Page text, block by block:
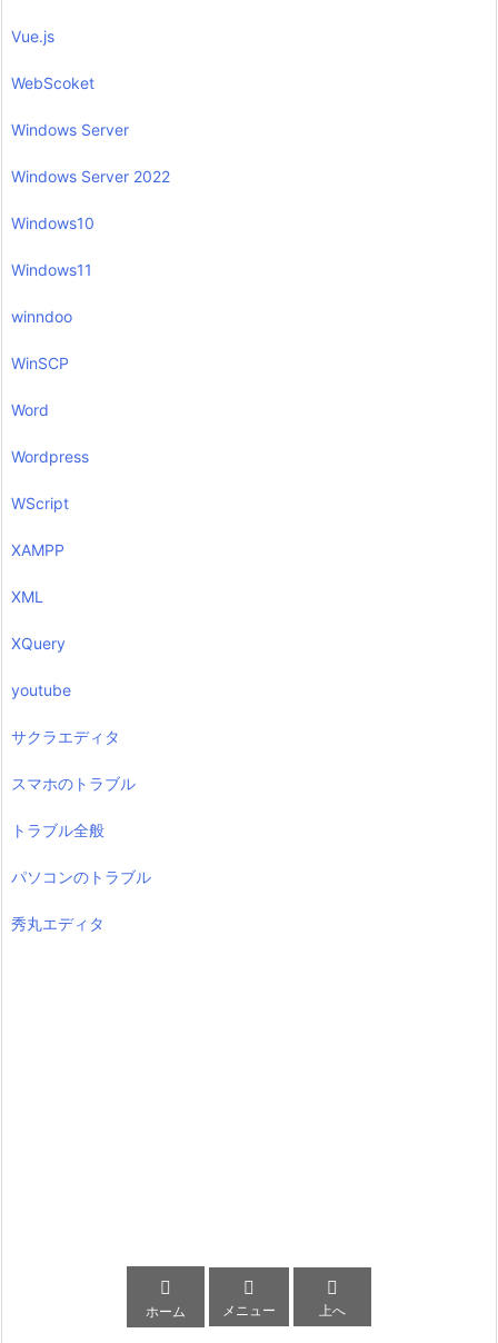
Vue.js
WebScoket
Windows Server
Windows Server 2022
Windows10
Windows11
winndoo
WinSCP
Word
Wordpress
WScript
XAMPP
XML
XQuery
youtube
サクラエディタ
スマホのトラブル
トラブル全般
パソコンのトラブル
秀丸エディタ

ホーム

メニュー

上へ